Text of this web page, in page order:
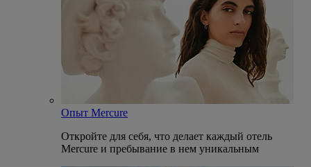
Опыт Mercure
Откройте для себя, что делает каждый отель
Mercure и пребывание в нем уникальным